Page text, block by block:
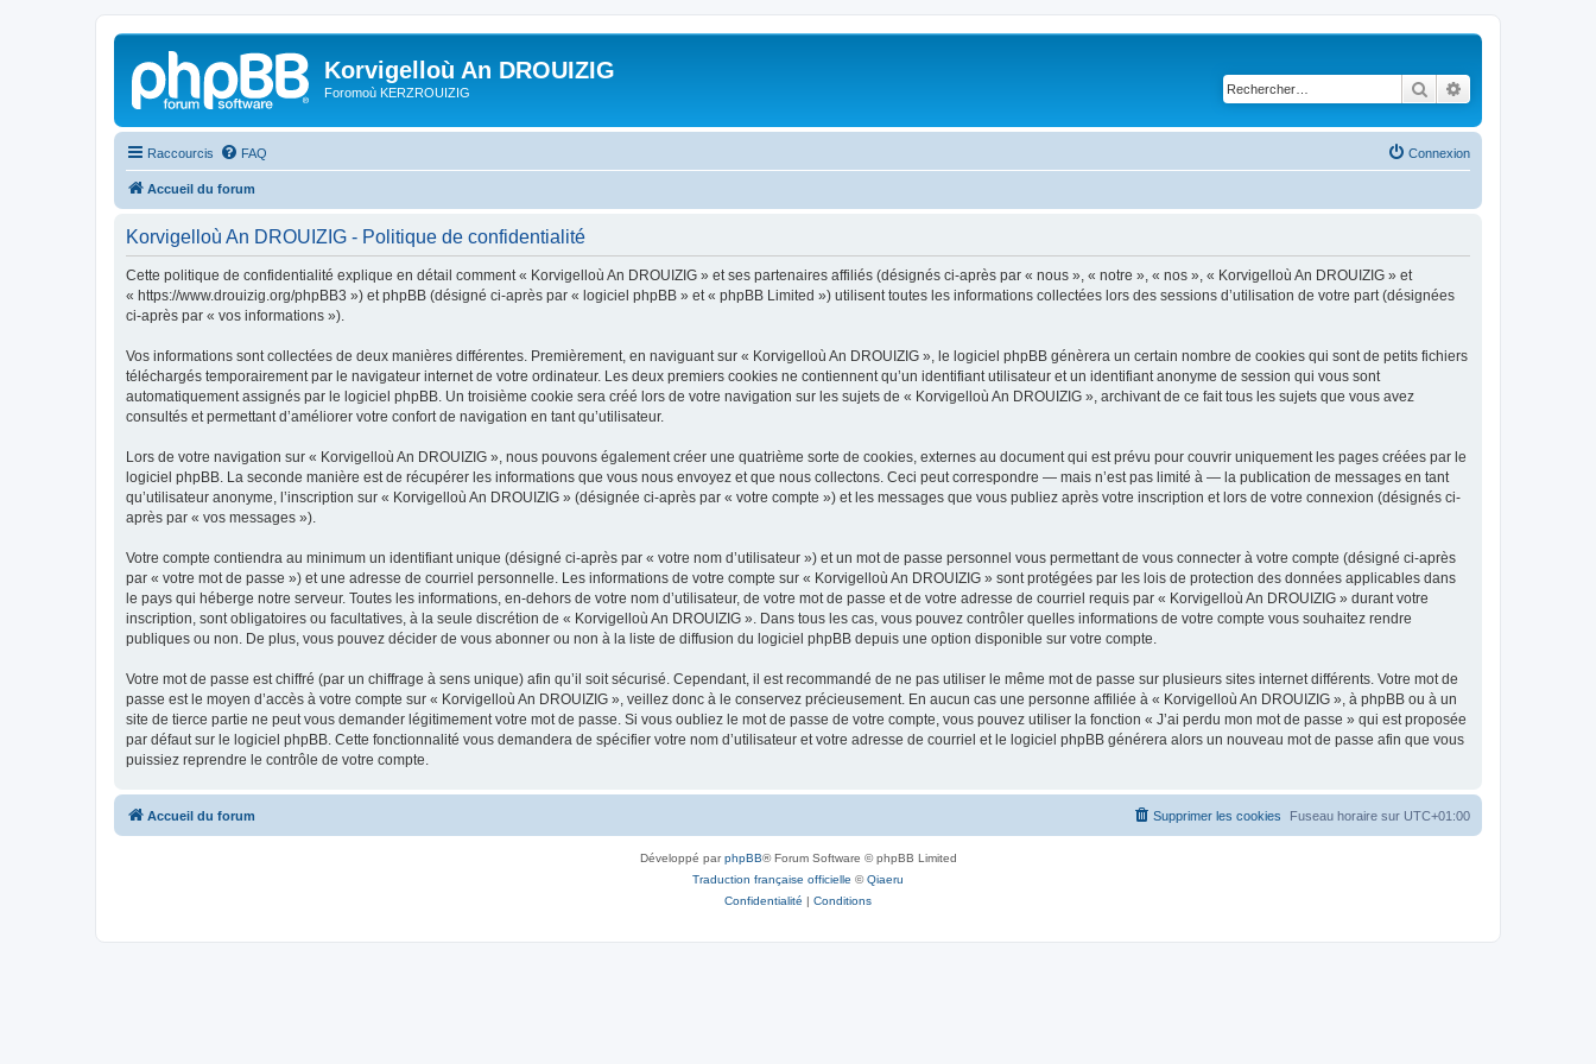
Korvigelloù An DROUIZIG
Foromoù KERZROUIZIG Rechercher
Raccourcis FAQ Connexion
Accueil du forum
Korvigelloù An DROUIZIG - Politique de confidentialité
Cette politique de confidentialité explique en détail comment « Korvigelloù An DROUIZIG » et ses partenaires affiliés (désignés ci-après par « nous », « notre », « nos », « Korvigelloù An DROUIZIG » et
« https://www.drouizig.org/phpBB3 ») et phpBB (désigné ci-après par « logiciel phpBB » et « phpBB Limited ») utilisent toutes les informations collectées lors des sessions d’utilisation de votre part (désignées
ci-après par « vos informations »).
Vos informations sont collectées de deux manières différentes. Premièrement, en naviguant sur « Korvigelloù An DROUIZIG », le logiciel phpBB génèrera un certain nombre de cookies qui sont de petits fichiers
téléchargés temporairement par le navigateur internet de votre ordinateur. Les deux premiers cookies ne contiennent qu’un identifiant utilisateur et un identifiant anonyme de session qui vous sont
automatiquement assignés par le logiciel phpBB. Un troisième cookie sera créé lors de votre navigation sur les sujets de « Korvigelloù An DROUIZIG », archivant de ce fait tous les sujets que vous avez
consultés et permettant d’améliorer votre confort de navigation en tant qu’utilisateur.
Lors de votre navigation sur « Korvigelloù An DROUIZIG », nous pouvons également créer une quatrième sorte de cookies, externes au document qui est prévu pour couvrir uniquement les pages créées par le
logiciel phpBB. La seconde manière est de récupérer les informations que vous nous envoyez et que nous collectons. Ceci peut correspondre — mais n’est pas limité à — la publication de messages en tant
qu’utilisateur anonyme, l’inscription sur « Korvigelloù An DROUIZIG » (désignée ci-après par « votre compte ») et les messages que vous publiez après votre inscription et lors de votre connexion (désignés ci-
après par « vos messages »).
Votre compte contiendra au minimum un identifiant unique (désigné ci-après par « votre nom d’utilisateur ») et un mot de passe personnel vous permettant de vous connecter à votre compte (désigné ci-après
par « votre mot de passe ») et une adresse de courriel personnelle. Les informations de votre compte sur « Korvigelloù An DROUIZIG » sont protégées par les lois de protection des données applicables dans
le pays qui héberge notre serveur. Toutes les informations, en-dehors de votre nom d’utilisateur, de votre mot de passe et de votre adresse de courriel requis par « Korvigelloù An DROUIZIG » durant votre
inscription, sont obligatoires ou facultatives, à la seule discrétion de « Korvigelloù An DROUIZIG ». Dans tous les cas, vous pouvez contrôler quelles informations de votre compte vous souhaitez rendre
publiques ou non. De plus, vous pouvez décider de vous abonner ou non à la liste de diffusion du logiciel phpBB depuis une option disponible sur votre compte.
Votre mot de passe est chiffré (par un chiffrage à sens unique) afin qu’il soit sécurisé. Cependant, il est recommandé de ne pas utiliser le même mot de passe sur plusieurs sites internet différents. Votre mot de
passe est le moyen d’accès à votre compte sur « Korvigelloù An DROUIZIG », veillez donc à le conservez précieusement. En aucun cas une personne affiliée à « Korvigelloù An DROUIZIG », à phpBB ou à un
site de tierce partie ne peut vous demander légitimement votre mot de passe. Si vous oubliez le mot de passe de votre compte, vous pouvez utiliser la fonction « J’ai perdu mon mot de passe » qui est proposée
par défaut sur le logiciel phpBB. Cette fonctionnalité vous demandera de spécifier votre nom d’utilisateur et votre adresse de courriel et le logiciel phpBB générera alors un nouveau mot de passe afin que vous
puissiez reprendre le contrôle de votre compte.
Accueil du forum Fuseau horaire sur UTC+01:00
Supprimer les cookies
Développé parphpBB® Forum Software © phpBB Limited
Traduction française officielle ©Qiaeru
Confidentialité | Conditions